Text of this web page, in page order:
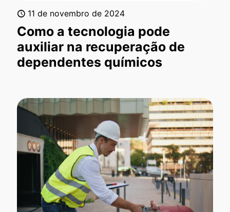
11 de novembro de 2024
Como a tecnologia pode
auxiliar na recuperação de
dependentes químicos